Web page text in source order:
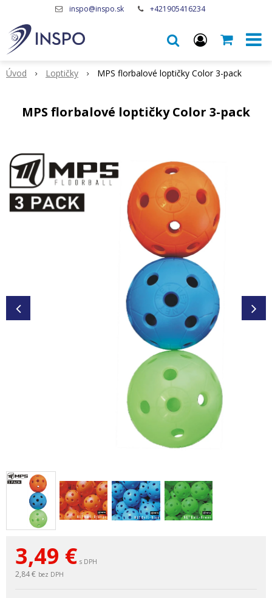
inspo@inspo.sk +421905416234
Úvod Loptičky MPS florbalové loptičky Color 3-pack
MPS florbalové loptičky Color 3-pack
3,49 € s DPH
2,84 € bez DPH